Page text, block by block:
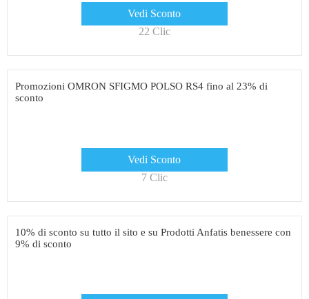
Vedi Sconto
22 Clic
Promozioni OMRON SFIGMO POLSO RS4 fino al 23% di
sconto
Vedi Sconto
7 Clic
10% di sconto su tutto il sito e su Prodotti Anfatis benessere con
9% di sconto